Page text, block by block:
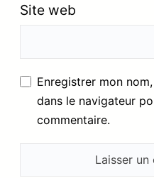
Site web
Enregistrer mon
dans le navigateur
commentaire.